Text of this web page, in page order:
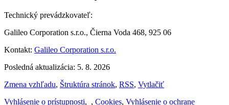
Technický prevádzkovateľ:
Galileo Corporation s.r.o., Čierna Voda 468, 925 06
Kontakt: Galileo Corporation s.r.o.
Posledná aktualizácia: 5. 8. 2026
Zmena vzhľadu, Štruktúra stránok, RSS, Vytlačiť
Vyhlásenie o prístupnosti, , Cookies, Vyhlásenie o ochrane